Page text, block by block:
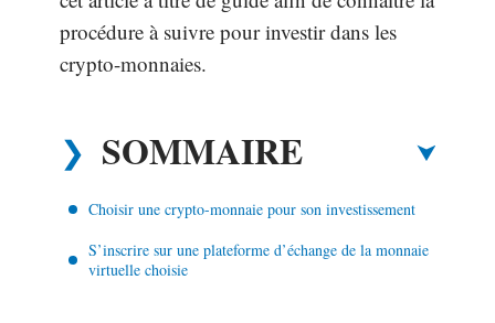
procédure à suivre pour investir dans les
crypto-monnaies.
SOMMAIRE
Choisir une crypto-monnaie pour son investissement
S’inscrire sur une plateforme d’échange de la monnaie
virtuelle choisie